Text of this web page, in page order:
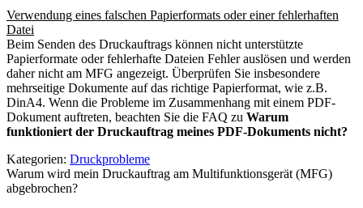
Verwendung eines falschen Papierformats oder einer fehlerhaften
Datei
Beim Senden des Druckauftrags können nicht unterstützte
Papierformate oder fehlerhafte Dateien Fehler auslösen und werden
daher nicht am MFG angezeigt. Überprüfen Sie insbesondere
mehrseitige Dokumente auf das richtige Papierformat, wie z.B.
DinA4. Wenn die Probleme im Zusammenhang mit einem PDF-
Dokument auftreten, beachten Sie die FAQ zu Warum
funktioniert der Druckauftrag meines PDF-Dokuments nicht?
Kategorien: Druckprobleme
Warum wird mein Druckauftrag am Multifunktionsgerät (MFG)
abgebrochen?